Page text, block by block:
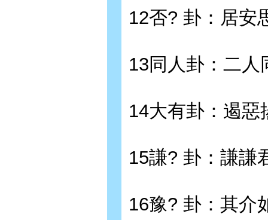
12否? 卦：居安
13同人卦：二人
14大有卦：遏惡
15謙? 卦：謙謙
16豫? 卦：其介